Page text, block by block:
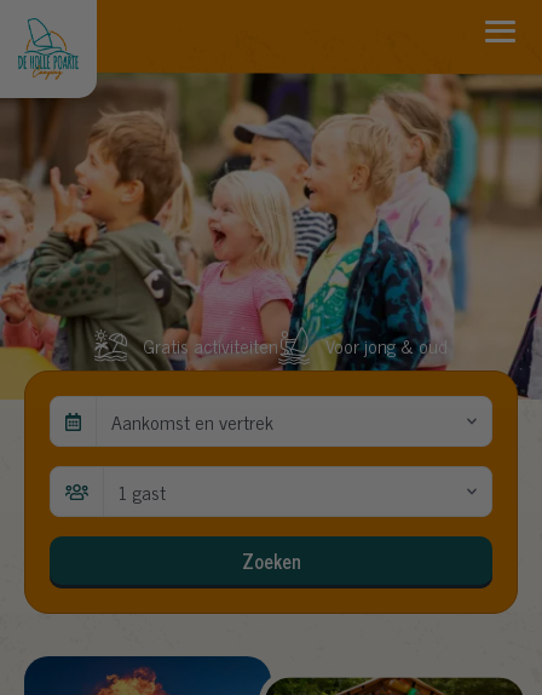
Gratis activiteiten Voor jong & oud
Aankomst en vertrek
1 gast
Zoeken